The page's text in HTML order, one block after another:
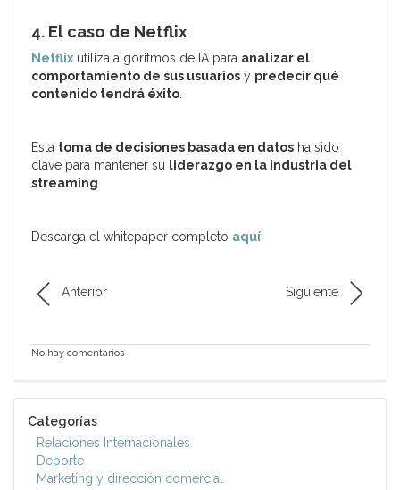
4. El caso de Netflix
Netflix utiliza algoritmos de IA para analizar el
comportamiento de sus usuarios y predecir qué
contenido tendrá éxito.
Esta toma de decisiones basada en datos ha sido
clave para mantener su liderazgo en la industria del
streaming.
Descarga el whitepaper completo aquí.
Anterior Siguiente
No hay comentarios
Categorías
Relaciones Internacionales
Deporte
Marketing y dirección comercial